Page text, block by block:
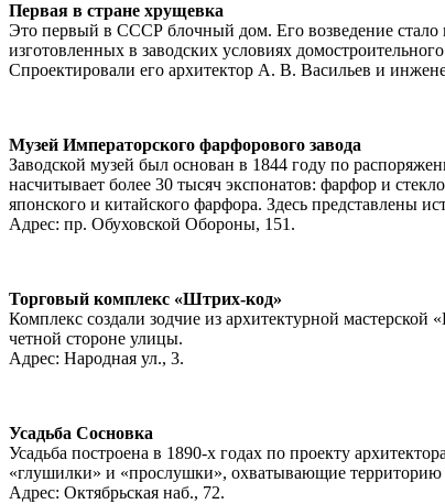
Первая в стране хрущевка
Это первый в СССР блочный дом. Его возведение стало
изготовленных в заводских условиях
Спроектировали его архитектор А. В. Васильев и
Музей Императорского фарфорового завода
Заводской музей был основан в 1844 году по
насчитывает более 30 тысяч экспонатов: фарфор и
японского и китайского фарфора. Здесь представлены
Адрес: пр. Обуховской Обороны, 151.
Торговый комплекс «Штрих-код»
Комплекс создали зодчие из архитектурной
четной стороне улицы.
Адрес: Народная ул., 3.
Усадьба Сосновка
Усадьба построена в 1890-х годах по проекту
«глушилки» и «прослушки», охватывающие территорию
Адрес: Октябрьская наб., 72.